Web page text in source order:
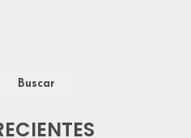
Buscar